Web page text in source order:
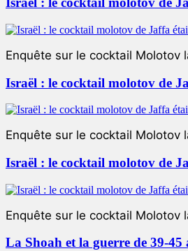
Enquête sur le cocktail Molotov
Israël : le cocktail molotov de
Enquête sur le cocktail Molotov
Israël : le cocktail molotov de
Enquête sur le cocktail Molotov
La Shoah et la guerre de 39-